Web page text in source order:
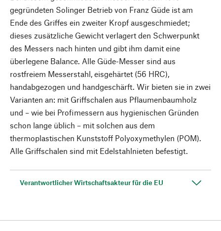
gegründeten Solinger Betrieb von Franz Güde ist am
Ende des Griffes ein zweiter Kropf ausgeschmiedet;
dieses zusätzliche Gewicht verlagert den Schwerpunkt
des Messers nach hinten und gibt ihm damit eine
überlegene Balance. Alle Güde-Messer sind aus
rostfreiem Messerstahl, eisgehärtet (56 HRC),
handabgezogen und handgeschärft. Wir bieten sie in zwei
Varianten an: mit Griffschalen aus Pflaumenbaumholz
und – wie bei Profimessern aus hygienischen Gründen
schon lange üblich – mit solchen aus dem
thermoplastischen Kunststoff Polyoxymethylen (POM).
Alle Griffschalen sind mit Edelstahlnieten befestigt.
Verantwortlicher Wirtschaftsakteur für die EU